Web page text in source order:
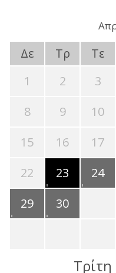
Δε Τρ Τε
1
2 3
8
9 10
15
16 17
22
23 24
29
30